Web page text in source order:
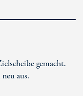
gemacht.
aus.